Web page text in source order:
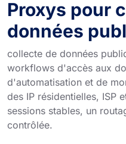
Proxys pour
données
collecte de données
workflows d'accès aux
d'automatisation et de
des IP résidentielles, ISP
sessions stables, un
contrôlée.